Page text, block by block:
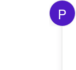
P